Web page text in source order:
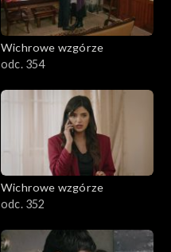
Wichrowe wzgórze
odc. 354
Wichrowe wzgórze
odc. 352